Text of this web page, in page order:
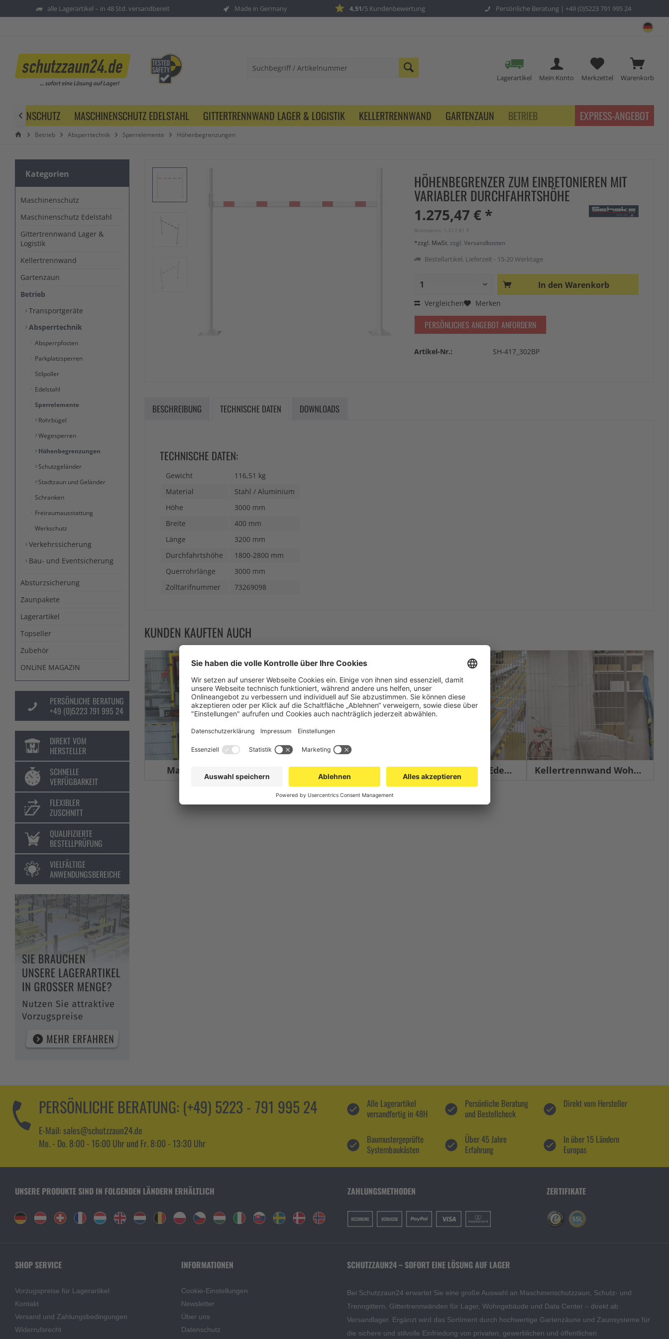
alle Lagerartikel – in 48 Std. versandbereit Made in Germany 4,51/5 Kundenbewertung Persönliche Beratung | +49 (0)5223 791 995 24
Warenkorb
Merkzettel
Mein Konto
Lagerartikel
MASCHINENSCHUTZ EDELSTAHL GITTERTRENNWAND LAGER & LOGISTIK KELLERTRENNWAND GARTENZAUN BETRIEB
 EXPRESS-ANGEBOT
Betrieb Absperrtechnik Sperrelemente Höhenbegrenzungen
Kategorien
Maschinenschutz
Maschinenschutz Edelstahl
Gittertrennwand Lager &
Logistik
Kellertrennwand
Gartenzaun
Betrieb
Transportgeräte
Absperrtechnik
Absperrpfosten
Parkplatzsperren
Stilpoller
Edelstahl
Sperrelemente
Rohrbügel
Wegesperren
Höhenbegrenzungen
Schutzgeländer
Stadtzaun und Geländer
Schranken
Freiraumausstattung
Werkschutz
Verkehrssicherung
Bau- und Eventsicherung
Absturzsicherung
Zaunpakete
Lagerartikel
Topseller
Zubehör
ONLINE MAGAZIN
PERSÖNLICHE BERATUNG
+49 (0)5223 791 995 24
DIREKT VOM
HERSTELLER
SCHNELLE
VERFÜGBARKEIT
FLEXIBLER
ZUSCHNITT
QUALIFIZIERTE
BESTELLPRÜFUNG
VIELFÄLTIGE
ANWENDUNGSBEREICHE
HÖHENBEGRENZER ZUM EINBETONIEREN MIT
VARIABLER DURCHFAHRTSHÖHE
1.275,47 € *
Bruttopreis: 1.517,81 €
*zzgl. MwSt. zzgl. Versandkosten
Bestellartikel. Lieferzeit - 15-20 Werktage
In den Warenkorb
Vergleichen Merken
PERSÖNLICHES ANGEBOT ANFORDERN
Artikel-Nr.: SH-417_302BP
BESCHREIBUNG TECHNISCHE DATEN DOWNLOADS
TECHNISCHE DATEN:
Gewicht
116,51 kg
Material
Stahl / Aluminium
Höhe
3000 mm
Breite
400 mm
Länge
3200 mm
Durchfahrtshöhe
1800-2800 mm
Querrohrlänge
3000 mm
Zolltarifnummer
73269098
KUNDEN KAUFTEN AUCH
Maschinenschutz Gittertrennwand Lager & Logistik Maschinenschutz Edelstahl Kellertrennwand Wohnbau
PERSÖNLICHE BERATUNG: (+49) 5223 - 791 995 24
E-Mail: sales@schutzzaun24.de
Mo. - Do. 8:00 - 16:00 Uhr und Fr. 8:00 - 13:30 Uhr
Alle Lagerartikel
versandfertig in 48H
Persönliche Beratung
und Bestellcheck
Direkt vom Hersteller
Baumustergeprüfte
Systembaukästen
Über 45 Jahre
Erfahrung
In über 15 Ländern
Europas
UNSERE PRODUKTE SIND IN FOLGENDEN LÄNDERN ERHÄLTLICH ZAHLUNGSMETHODEN ZERTIFIKATE
SHOP SERVICE
Vorzugspreise für Lagerartikel
Kontakt
Versand und Zahlungsbedingungen
Widerrufsrecht
INFORMATIONEN
Cookie-Einstellungen
Newsletter
Über uns
Datenschutz
SCHUTZZAUN24 – SOFORT EINE LÖSUNG AUF LAGER
Bei Schutzzaun24 erwartet Sie eine große Auswahl an Maschinenschutzzaun, Schutz- und
Trenngittern, Gittertrennwänden für Lager, Wohngebäude und Data Center – direkt ab
Versandlager. Ergänzt wird das Sortiment durch hochwertige Gartenzäune und Zaunsysteme für
die sichere und stilvolle Einfriedung von privaten, gewerblichen und öffentlichen